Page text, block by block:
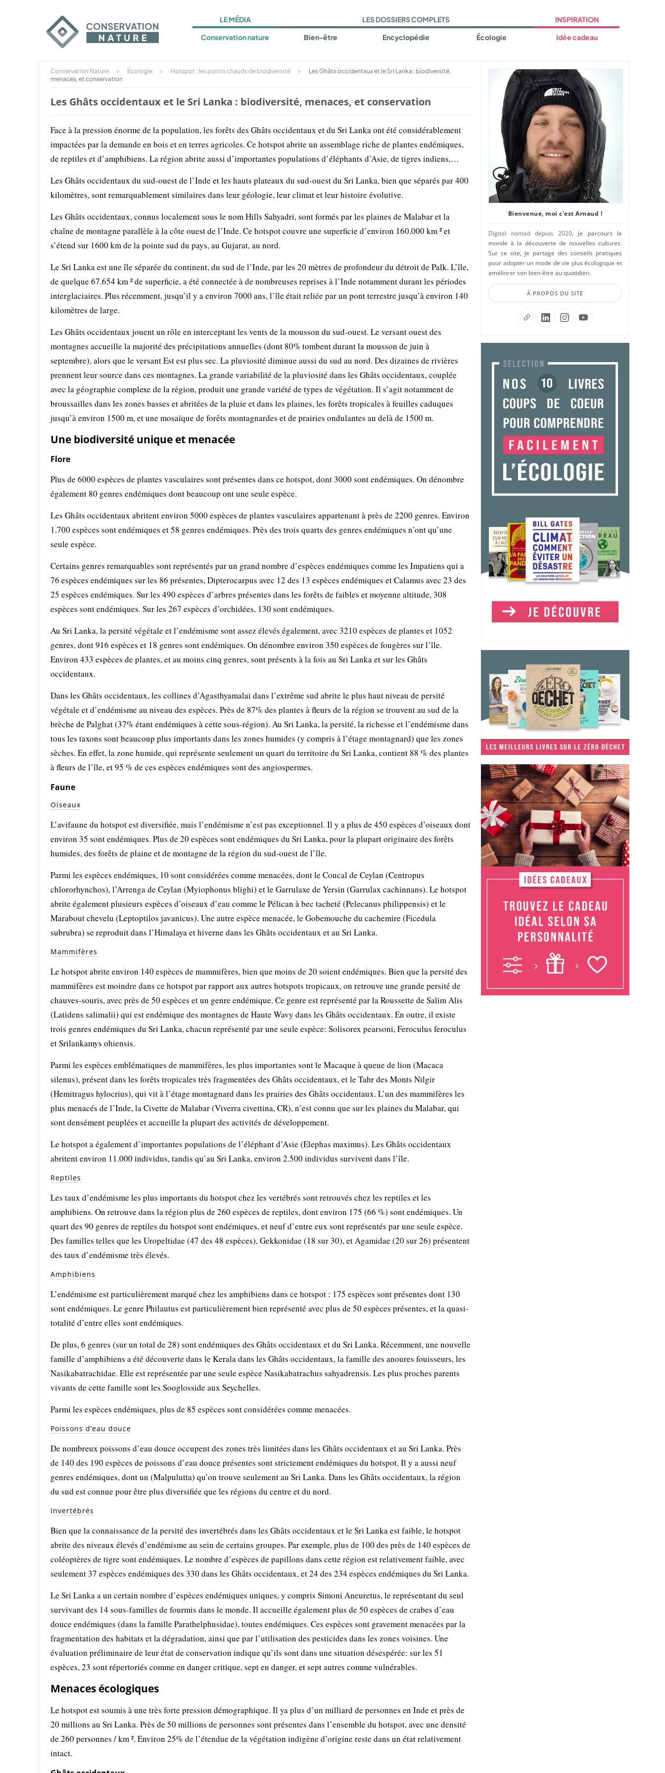
LE MÉDIA
Conservation nature
LES DOSSIERS COMPLETS
Bien-être Encyclopédie Écologie
INSPIRATION
Idée cadeau
Conservation Nature > Écologie > Hotspot : les points chauds de biodiversité >
Les Ghâts occidentaux et le Sri Lanka : biodiversité,
menaces, et conservation
Les Ghâts occidentaux et le Sri Lanka : biodiversité, menaces, et conservation
Face à la pression énorme de la population, les forêts des Ghâts occidentaux et du Sri Lanka ont été considérablement
impactées par la demande en bois et en terres agricoles. Ce hotspot abrite un assemblage riche de plantes endémiques,
de reptiles et d’amphibiens. La région abrite aussi d’importantes populations d’éléphants d’Asie, de tigres indiens,…
Les Ghâts occidentaux du sud-ouest de l’Inde et les hauts plateaux du sud-ouest du Sri Lanka, bien que séparés par 400
kilomètres, sont remarquablement similaires dans leur géologie, leur climat et leur histoire évolutive.
Les Ghâts occidentaux, connus localement sous le nom Hills Sahyadri, sont formés par les plaines de Malabar et la
chaîne de montagne parallèle à la côte ouest de l’Inde. Ce hotspot couvre une superficie d’environ 160.000 km ² et
s’étend sur 1600 km de la pointe sud du pays, au Gujarat, au nord.
Le Sri Lanka est une île séparée du continent, du sud de l’Inde, par les 20 mètres de profondeur du détroit de Palk. L’île,
de quelque 67.654 km ² de superficie, a été connectée à de nombreuses reprises à l’Inde notamment durant les périodes
interglaciaires. Plus récemment, jusqu’il y a environ 7000 ans, l’île était reliée par un pont terrestre jusqu’à environ 140
kilomètres de large.
Les Ghâts occidentaux jouent un rôle en interceptant les vents de la mousson du sud-ouest. Le versant ouest des
montagnes accueille la majorité des précipitations annuelles (dont 80% tombent durant la mousson de juin à
septembre), alors que le versant Est est plus sec. La pluviosité diminue aussi du sud au nord. Des dizaines de rivières
prennent leur source dans ces montagnes. La grande variabilité de la pluviosité dans les Ghâts occidentaux, couplée
avec la géographie complexe de la région, produit une grande variété de types de végétation. Il s’agit notamment de
broussailles dans les zones basses et abritées de la pluie et dans les plaines, les forêts tropicales à feuilles caduques
jusqu’à environ 1500 m, et une mosaïque de forêts montagnardes et de prairies ondulantes au delà de 1500 m.
Une biodiversité unique et menacée
Flore
Plus de 6000 espèces de plantes vasculaires sont présentes dans ce hotspot, dont 3000 sont endémiques. On dénombre
également 80 genres endémiques dont beaucoup ont une seule espèce.
Les Ghâts occidentaux abritent environ 5000 espèces de plantes vasculaires appartenant à près de 2200 genres. Environ
1.700 espèces sont endémiques et 58 genres endémiques. Près des trois quarts des genres endémiques n’ont qu’une
seule espèce.
Certains genres remarquables sont représentés par un grand nombre d’espèces endémiques comme les Impatiens qui a
76 espèces endémiques sur les 86 présentes, Dipterocarpus avec 12 des 13 espèces endémiques et Calamus avec 23 des
25 espèces endémiques. Sur les 490 espèces d’arbres présentes dans les forêts de faibles et moyenne altitude, 308
espèces sont endémiques. Sur les 267 espèces d’orchidées, 130 sont endémiques.
Au Sri Lanka, la persité végétale et l’endémisme sont assez élevés également, avec 3210 espèces de plantes et 1052
genres, dont 916 espèces et 18 genres sont endémiques. On dénombre environ 350 espèces de fougères sur l’île.
Environ 433 espèces de plantes, et au moins cinq genres, sont présents à la fois au Sri Lanka et sur les Ghâts
occidentaux.
Dans les Ghâts occidentaux, les collines d’Agasthyamalai dans l’extrême sud abrite le plus haut niveau de persité
végétale et d’endémisme au niveau des espèces. Près de 87% des plantes à fleurs de la région se trouvent au sud de la
brèche de Palghat (37% étant endémiques à cette sous-région). Au Sri Lanka, la persité, la richesse et l’endémisme dans
tous les taxons sont beaucoup plus importants dans les zones humides (y compris à l’étage montagnard) que les zones
sèches. En effet, la zone humide, qui représente seulement un quart du territoire du Sri Lanka, contient 88 % des plantes
à fleurs de l’île, et 95 % de ces espèces endémiques sont des angiospermes.
Faune
Oiseaux
L’avifaune du hotspot est diversifiée, mais l’endémisme n’est pas exceptionnel. Il y a plus de 450 espèces d’oiseaux dont
environ 35 sont endémiques. Plus de 20 espèces sont endémiques du Sri Lanka, pour la plupart originaire des forêts
humides, des forêts de plaine et de montagne de la région du sud-ouest de l’île.
Parmi les espèces endémiques, 10 sont considérées comme menacées, dont le Coucal de Ceylan (Centropus
chlororhynchos), l’Arrenga de Ceylan (Myiophonus blighi) et le Garrulaxe de Yersin (Garrulax cachinnans). Le hotspot
abrite également plusieurs espèces d’oiseaux d’eau comme le Pélican à bec tacheté (Pelecanus philippensis) et le
Marabout chevelu (Leptoptilos javanicus). Une autre espèce menacée, le Gobemouche du cachemire (Ficedula
subrubra) se reproduit dans l’Himalaya et hiverne dans les Ghâts occidentaux et au Sri Lanka.
Mammifères
Le hotspot abrite environ 140 espèces de mammifères, bien que moins de 20 soient endémiques. Bien que la persité des
mammifères est moindre dans ce hotspot par rapport aux autres hotspots tropicaux, on retrouve une grande persité de
chauves-souris, avec près de 50 espèces et un genre endémique. Ce genre est représenté par la Roussette de Salim Alis
(Latidens salimalii) qui est endémique des montagnes de Haute Wavy dans les Ghâts occidentaux. En outre, il existe
trois genres endémiques du Sri Lanka, chacun représenté par une seule espèce: Solisorex pearsoni, Feroculus feroculus
et Srilankamys ohiensis.
Parmi les espèces emblématiques de mammifères, les plus importantes sont le Macaque à queue de lion (Macaca
silenus), présent dans les forêts tropicales très fragmentées des Ghâts occidentaux, et le Tahr des Monts Nilgir
(Hemitragus hylocrius), qui vit à l’étage montagnard dans les prairies des Ghâts occidentaux. L’un des mammifères les
plus menacés de l’Inde, la Civette de Malabar (Viverra civettina, CR), n’est connu que sur les plaines du Malabar, qui
sont densément peuplées et accueille la plupart des activités de développement.
Le hotspot a également d’importantes populations de l’éléphant d’Asie (Elephas maximus). Les Ghâts occidentaux
abritent environ 11.000 individus, tandis qu’au Sri Lanka, environ 2.500 individus survivent dans l’île.
Reptiles
Les taux d’endémisme les plus importants du hotspot chez les vertébrés sont retrouvés chez les reptiles et les
amphibiens. On retrouve dans la région plus de 260 espèces de reptiles, dont environ 175 (66 %) sont endémiques. Un
quart des 90 genres de reptiles du hotspot sont endémiques, et neuf d’entre eux sont représentés par une seule espèce.
Des familles telles que les Uropeltidae (47 des 48 espèces), Gekkonidae (18 sur 30), et Agamidae (20 sur 26) présentent
des taux d’endémisme très élevés.
Amphibiens
L’endémisme est particulièrement marqué chez les amphibiens dans ce hotspot : 175 espèces sont présentes dont 130
sont endémiques. Le genre Philautus est particulièrement bien représenté avec plus de 50 espèces présentes, et la quasi-
totalité d’entre elles sont endémiques.
De plus, 6 genres (sur un total de 28) sont endémiques des Ghâts occidentaux et du Sri Lanka. Récemment, une nouvelle
famille d’amphibiens a été découverte dans le Kerala dans les Ghâts occidentaux, la famille des anoures fouisseurs, les
Nasikabatrachidae. Elle est représentée par une seule espèce Nasikabatrachus sahyadrensis. Les plus proches parents
vivants de cette famille sont les Sooglosside aux Seychelles.
Parmi les espèces endémiques, plus de 85 espèces sont considérées comme menacées.
Poissons d’eau douce
De nombreux poissons d’eau douce occupent des zones très limitées dans les Ghâts occidentaux et au Sri Lanka. Près
de 140 des 190 espèces de poissons d’eau douce présentes sont strictement endémiques du hotspot. Il y a aussi neuf
genres endémiques, dont un (Malpulutta) qu’on trouve seulement au Sri Lanka. Dans les Ghâts occidentaux, la région
du sud est connue pour être plus diversifiée que les régions du centre et du nord.
Invertébrés
Bien que la connaissance de la persité des invertébrés dans les Ghâts occidentaux et le Sri Lanka est faible, le hotspot
abrite des niveaux élevés d’endémisme au sein de certains groupes. Par exemple, plus de 100 des près de 140 espèces de
coléoptères de tigre sont endémiques. Le nombre d’espèces de papillons dans cette région est relativement faible, avec
seulement 37 espèces endémiques des 330 dans les Ghâts occidentaux, et 24 des 234 espèces endémiques du Sri Lanka.
Le Sri Lanka a un certain nombre d’espèces endémiques uniques, y compris Simoni Aneuretus, le représentant du seul
survivant des 14 sous-familles de fourmis dans le monde. Il accueille également plus de 50 espèces de crabes d’eau
douce endémiques (dans la famille Parathelphusidae), toutes endémiques. Ces espèces sont gravement menacées par la
fragmentation des habitats et la dégradation, ainsi que par l’utilisation des pesticides dans les zones voisines. Une
évaluation préliminaire de leur état de conservation indique qu’ils sont dans une situation désespérée: sur les 51
espèces, 23 sont répertoriés comme en danger critique, sept en danger, et sept autres comme vulnérables.
Menaces écologiques
Le hotspot est soumis à une très forte pression démographique. Il ya plus d’un milliard de personnes en Inde et près de
20 millions au Sri Lanka. Près de 50 millions de personnes sont présentes dans l’ensemble du hotspot, avec une densité
de 260 personnes / km ². Environ 25% de l’étendue de la végétation indigène d’origine reste dans un état relativement
intact.
Bienvenue, moi c'est Arnaud !
Digital nomad depuis 2020, je parcours le
monde à la découverte de nouvelles cultures.
Sur ce site, je partage des conseils pratiques
pour adopter un mode de vie plus écologique et
améliorer son bien-être au quotidien.
À PROPOS DU SITE